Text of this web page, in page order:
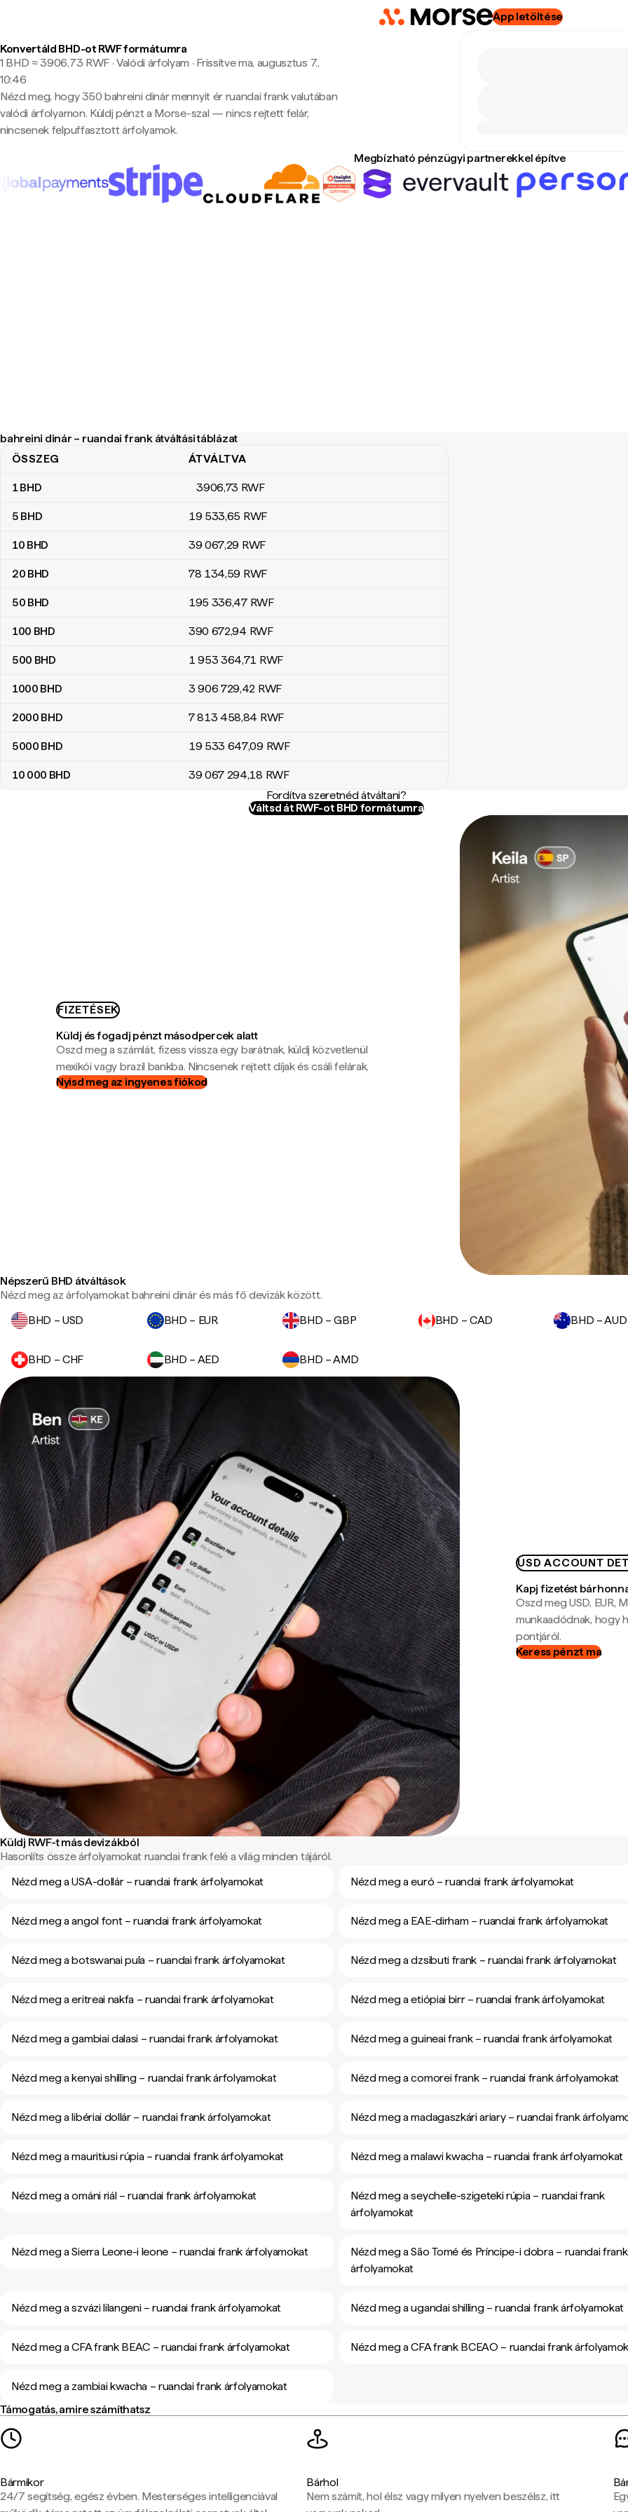
App letöltése
Konvertáld BHD-ot RWF formátumra
1 BHD ≈ 3906,73 RWF · Valódi árfolyam · Frissítve ma, augusztus 7.,
10:46
Nézd meg, hogy 350 bahreini dinár mennyit ér ruandai frank valutában
valódi árfolyamon. Küldj pénzt a Morse-szal — nincs rejtett felár,
nincsenek felpuffasztott árfolyamok.
Megbízható pénzügyi partnerekkel építve
bahreini dinár – ruandai frank átváltási táblázat
bahreini dinár – ruandai frank átváltási táblázat
ÖSSZEG ÁTVÁLTVA
1BHD 3906,73 RWF
5 BHD 19 533,65 RWF
10 BHD 39 067,29 RWF
20 BHD 78 134,59 RWF
50 BHD 195 336,47 RWF
100 BHD 390 672,94 RWF
500 BHD 1 953 364,71 RWF
1000 BHD 3 906 729,42 RWF
2000 BHD 7 813 458,84 RWF
5000 BHD 19 533 647,09 RWF
10 000 BHD 39 067 294,18 RWF
Fordítva szeretnéd átváltani?
Váltsd át RWF-ot BHD formátumra
FIZETÉSEK
Küldj és fogadj pénzt másodpercek alatt
Oszd meg a számlát, fizess vissza egy barátnak, küldj közvetlenül
mexikói vagy brazil bankba. Nincsenek rejtett díjak és csáli felárak.
Nyisd meg az ingyenes fiókod
Népszerű BHD átváltások
Nézd meg az árfolyamokat bahreini dinár és más fő devizák között.
BHD – USD
BHD – EUR BHD – GBP BHD – CAD BHD – AUD
BHD – CHF BHD – AED BHD – AMD
USD ACCOUNT
Kapj fizetést
Oszd meg USD, EUR,
munkaadódnak, hogy
pontjáról.
Keress pénzt ma
Küldj RWF-t más devizákból
Hasonlíts össze árfolyamokat ruandai frank felé a világ minden tájáról.
Nézd meg a USA-dollár – ruandai frank árfolyamokat
Nézd meg a euró – ruandai frank árfolyamokat
Nézd meg a angol font – ruandai frank árfolyamokat Nézd meg a EAE-dirham – ruandai frank árfolyamokat
Nézd meg a botswanai pula – ruandai frank árfolyamokat Nézd meg a dzsibuti frank – ruandai frank árfolyamokat
Nézd meg a eritreai nakfa – ruandai frank árfolyamokat Nézd meg a etiópiai birr – ruandai frank árfolyamokat
Nézd meg a gambiai dalasi – ruandai frank árfolyamokat Nézd meg a guineai frank – ruandai frank árfolyamokat
Nézd meg a kenyai shilling – ruandai frank árfolyamokat Nézd meg a comorei frank – ruandai frank árfolyamokat
Nézd meg a libériai dollár – ruandai frank árfolyamokat Nézd meg a madagaszkári ariary – ruandai frank
Nézd meg a mauritiusi rúpia – ruandai frank árfolyamokat Nézd meg a malawi kwacha – ruandai frank árfolyamokat
Nézd meg a ománi riál – ruandai frank árfolyamokat
Nézd meg a seychelle-szigeteki rúpia – ruandai frank
árfolyamokat
Nézd meg a Sierra Leone-i leone – ruandai frank árfolyamokat
Nézd meg a São Tomé és Príncipe-i dobra – ruandai frank
árfolyamokat
Nézd meg a szvázi lilangeni – ruandai frank árfolyamokat Nézd meg a ugandai shilling – ruandai frank árfolyamokat
Nézd meg a CFA frank BEAC – ruandai frank árfolyamokat Nézd meg a CFA frank BCEAO – ruandai frank
Nézd meg a zambiai kwacha – ruandai frank árfolyamokat
Támogatás, amire számíthatsz
Bármikor
24/7 segítség, egész évben. Mesterséges intelligenciával
Bárhol
Nem számít, hol élsz vagy milyen nyelven beszélsz, itt